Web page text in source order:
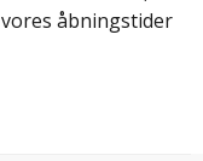
åbningstider